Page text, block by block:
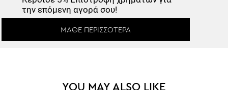
την επόμενη αγορά σου!
ΜΆΘΕ ΠΕΡΙΣΣΌΤΕΡΑ
YOU MAY ALSO LIKE